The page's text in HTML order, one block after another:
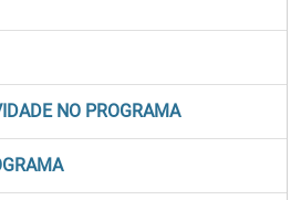
NO PROGRAMA